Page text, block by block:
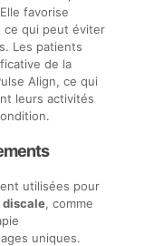
favorise
ce qui peut éviter
Les patients
de la
Align, ce qui
leurs activités
utilisées pour
discale, comme
uniques.